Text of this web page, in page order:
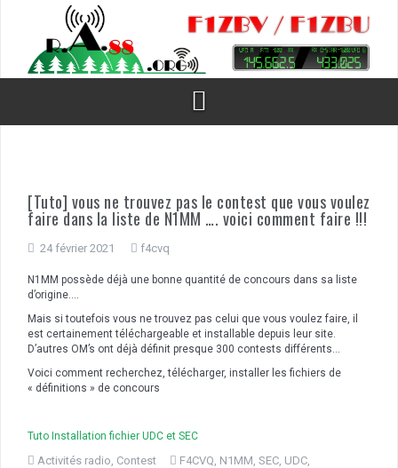
[Tuto] vous ne trouvez pas le contest que vous voulez
faire dans la liste de N1MM …. voici comment faire !!!
24 février 2021 f4cvq
N1MM possède déjà une bonne quantité de concours dans sa liste
d’origine….
Mais si toutefois vous ne trouvez pas celui que vous voulez faire, il
est certainement téléchargeable et installable depuis leur site.
D’autres OM’s ont déjà définit presque 300 contests différents…
Voici comment recherchez, télécharger, installer les fichiers de
« définitions » de concours
Tuto Installation fichier UDC et SEC
Activités radio Contest F4CVQ N1MM SEC UDC